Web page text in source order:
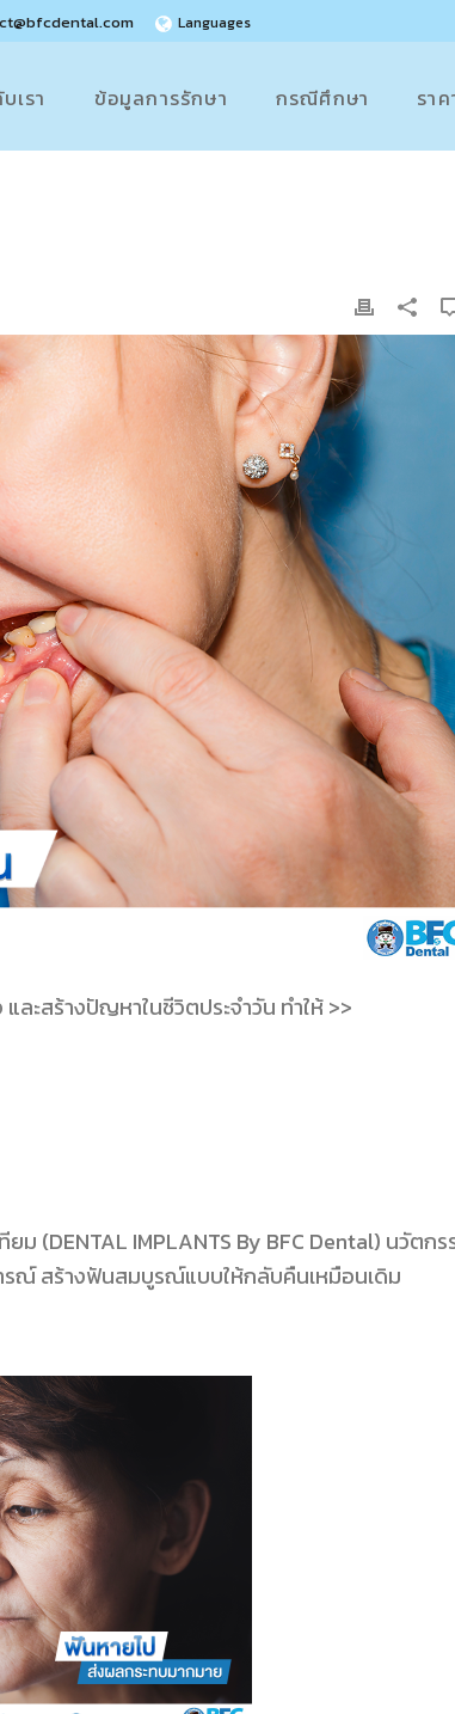
Languages
เรา ข้อมูลการรักษา กรณีศึกษา รา
ะสร้างปัญหาในชีวิตประจำวัน ทำให้ >>
(DENTAL IMPLANTS By BFC Dental) นวัตกร
ณ์ สร้างฟันสมบูรณ์แบบให้กลับคืนเหมือนเดิม